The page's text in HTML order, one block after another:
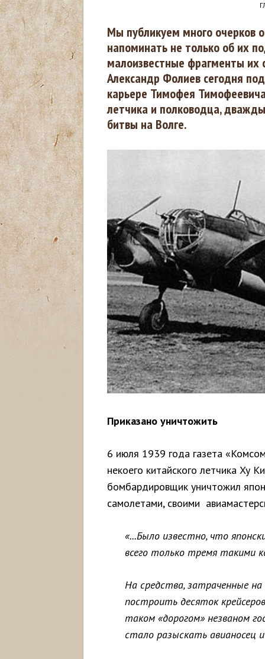
В
ы
з
д
Мы публикуем много очерков
напоминать не только об их
малоизвестные фрагменты их
Александр Фолиев сегодня
карьере Тимофея
летчика и полководца, дважды
битвы на Волге.
Приказано уничтожить
6 июля 1939 года газета
некоего китайского летчика Ху
бомбардировщик уничтожил
самолетами, своими
«...Было известно, что
всего только тремя такими
На средства, затраченные
построить десяток
таком «дорогом» незваном
стало разыскать авианосец